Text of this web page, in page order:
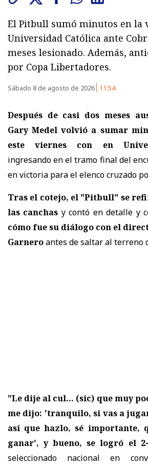
El Pitbull sumó minutos en la
Universidad Católica ante
meses lesionado. Además,
por Copa Libertadores.
Sábado 8 de agosto de 2026 11:54
Después de casi dos meses
Gary Medel volvió a sumar
este viernes con en
ingresando en el tramo final del
en victoria para el elenco cruzado
Tras el cotejo, el "Pitbull" se
las canchas y contó en detalle y
cómo fue su diálogo con el
Garneroantes de saltar al terreno
"Le dije al cul... (sic) que muy
me dijo: 'tranquilo, si vas a
así que hazlo, sé importante,
ganar', y bueno, se logró el
seleccionado nacional en